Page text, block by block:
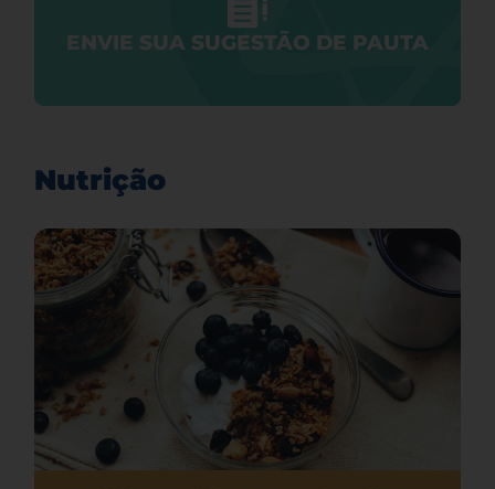
ENVIE SUA SUGESTÃO DE PAUTA
Nutrição